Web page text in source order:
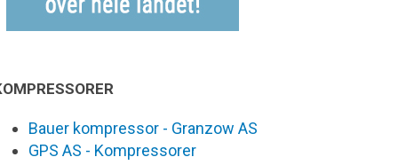
Bauer kompressor - Granzow AS
GPS AS - Kompressorer